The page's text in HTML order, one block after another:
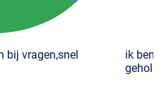
bij vragen,snel
ik ben